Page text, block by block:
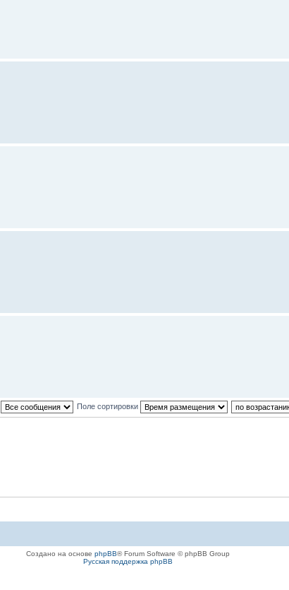
Поле сортировки
Создано на основе phpBB® Forum Software © phpBB Group
Русская поддержка phpBB